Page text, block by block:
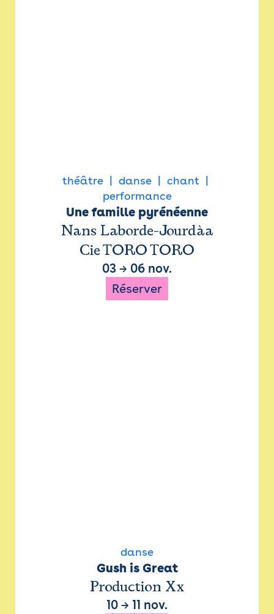
théâtre danse
chant
performance
Une famille pyrénéenne
Nans Laborde-Jourdàa
Cie TORO TORO
03 → 06 nov.
Réserver
danse
Gush is Great
Production Xx
10 → 11 nov.